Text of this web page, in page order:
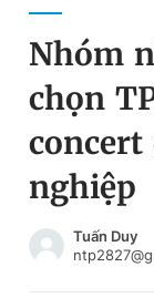
Chuyên mục
Chuyên mục khác
Chào ngày mới
Tin thị trường
Đổi mật
Tin đã lưu
Đăng xuất
Nhóm
chọn
nghiệp
Tuấn Duy